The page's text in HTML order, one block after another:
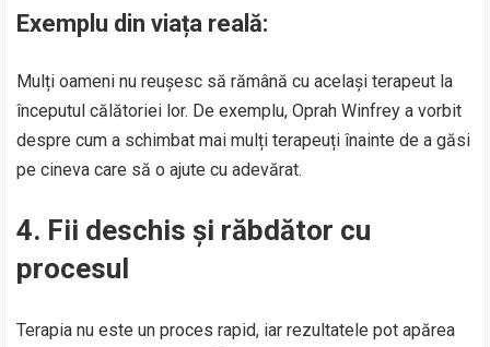
Exemplu din viața reală:
Mulți oameni nu reușesc să rămână cu același terapeut la
începutul călătoriei lor. De exemplu, Oprah Winfrey a vorbit
despre cum a schimbat mai mulți terapeuți înainte de a găsi
pe cineva care să o ajute cu adevărat.
4. Fii deschis și răbdător cu
procesul
Terapia nu este un proces rapid, iar rezultatele pot apărea